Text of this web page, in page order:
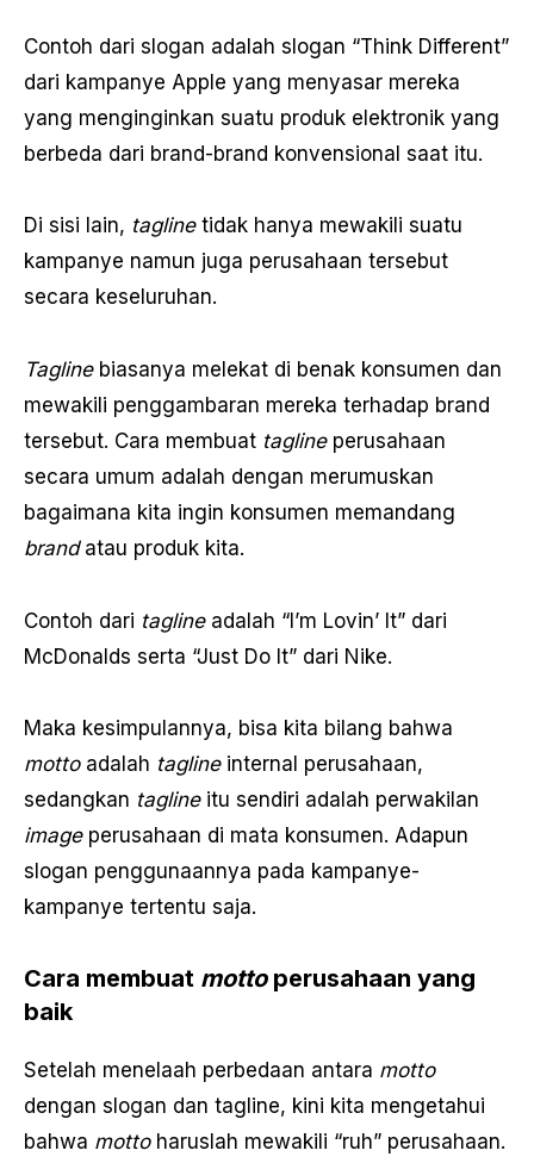
Contoh dari slogan adalah slogan “Think Different”
dari kampanye Apple yang menyasar mereka
yang menginginkan suatu produk elektronik yang
berbeda dari brand-brand konvensional saat itu.
Di sisi lain, tagline tidak hanya mewakili suatu
kampanye namun juga perusahaan tersebut
secara keseluruhan.
Tagline biasanya melekat di benak konsumen dan
mewakili penggambaran mereka terhadap brand
tersebut. Cara membuat tagline perusahaan
secara umum adalah dengan merumuskan
bagaimana kita ingin konsumen memandang
brandatau produk kita.
Contoh dari tagline adalah “I’m Lovin’ It” dari
McDonalds serta “Just Do It” dari Nike.
Maka kesimpulannya, bisa kita bilang bahwa
mottoadalah tagline internal perusahaan,
sedangkan tagline itu sendiri adalah perwakilan
image perusahaan di mata konsumen. Adapun
slogan penggunaannya pada kampanye-
kampanye tertentu saja.
Cara membuat motto perusahaan yang
baik
Setelah menelaah perbedaan antara motto
dengan slogan dan tagline, kini kita mengetahui
bahwa motto haruslah mewakili “ruh” perusahaan.